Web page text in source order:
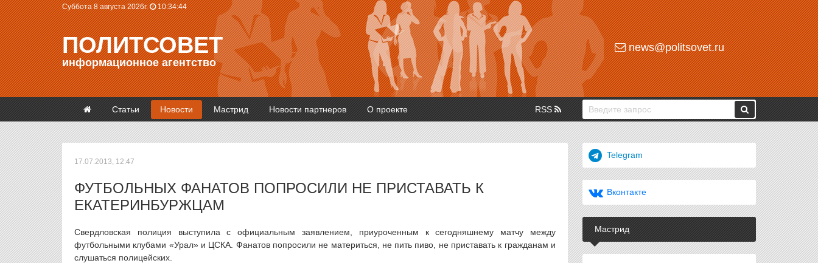
Суббота 8 августа 2026г. 10:34:45
ПОЛИТСОВЕТ
информационное агентство
news@politsovet.ru
Статьи Новости Мастрид Новости партнеров О проекте RSS
17.07.2013, 12:47
ФУТБОЛЬНЫХ ФАНАТОВ ПОПРОСИЛИ НЕ ПРИСТАВАТЬ К
ЕКАТЕРИНБУРЖЦАМ
Свердловская полиция выступила с официальным заявлением, приуроченным к сегодняшнему матчу между
футбольными клубами «Урал» и ЦСКА. Фанатов попросили не материться, не пить пиво, не приставать к гражданам и
слушаться полицейских.
Telegram
Вконтакте
Мастрид